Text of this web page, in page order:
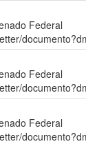
Federal
Federal
Federal